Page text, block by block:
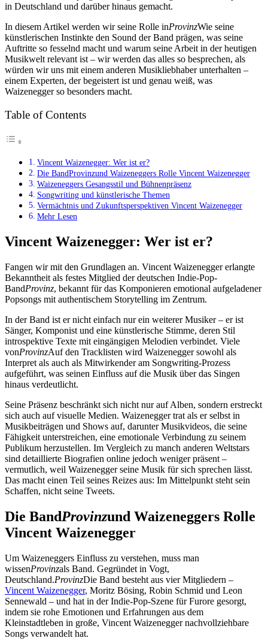
in Deutschland und darüber hinaus gemacht.
In diesem Artikel werden wir seine Rolle inProvinzWie seine
künstlerischen Instinkte den Sound der Band prägen, was seine
Auftritte so fesselnd macht und warum seine Arbeit in der heutigen
Musikwelt relevant ist – wir werden das alles so besprechen, als
würden wir uns mit einem anderen Musikliebhaber unterhalten –
einem Experten, der begeistert ist und genau weiß, was
Waizenegger so besonders macht.
Table of Contents
Vincent Waizenegger: Wer ist er?
Die BandProvinzund Waizeneggers Rolle Vincent Waizenegger
Waizeneggers Gesangsstil und Bühnenpräsenz
Songwriting und künstlerische Themen
Vermächtnis und Zukunftsperspektiven Vincent Waizenegger
Mehr Lesen
Vincent Waizenegger: Wer ist er?
Fangen wir mit den Grundlagen an. Vincent Waizenegger erlangte
Bekanntheit als festes Mitglied der deutschen Indie-Pop-
BandProvinz, bekannt für das Komponieren emotional aufgeladener
Popsongs mit authentischem Storytelling im Zentrum.
In der Band ist er nicht einfach nur ein weiterer Musiker – er ist
Sänger, Komponist und eine künstlerische Stimme, deren Stil
introspektive Texte mit eingängigen Melodien verbindet. Viele
vonProvinzAuf den Tracklisten wird Waizenegger sowohl als
Interpret als auch als Mitwirkender am Songwriting-Prozess
aufgeführt, was seinen Einfluss auf die Musik über das Singen
hinaus verdeutlicht.
Seine Präsenz beschränkt sich nicht nur auf Alben, sondern erstreckt
sich auch auf visuelle Medien. Waizenegger trat als er selbst in
Musikbeiträgen und Shows auf, darunter Musikvideos, die seine
Fähigkeit unterstreichen, eine emotionale Verbindung zu seinem
Publikum herzustellen. Im Vergleich zu manch anderen Weltstars
sind detaillierte Biografien online jedoch weniger präsent – ​​
vermutlich, weil Waizenegger seine Musik für sich sprechen lässt.
Das macht einen Teil seines Reizes aus: Im Mittelpunkt steht sein
Schaffen, nicht seine Tweets.
Die BandProvinzund Waizeneggers Rolle
Vincent Waizenegger
Um Waizeneggers Einfluss zu verstehen, muss man
wissenProvinzals Band. Gegründet in Vogt,
Deutschland.ProvinzDie Band besteht aus vier Mitgliedern –
Vincent Waizenegger, Moritz Bösing, Robin Schmid und Leon
Sennewald – und hat in der Indie-Pop-Szene für Furore gesorgt,
indem sie rohe Emotionen und Erfahrungen aus dem
Kleinstadtleben in große, Vincent Waizenegger nachvollziehbare
Songs verwandelt hat.